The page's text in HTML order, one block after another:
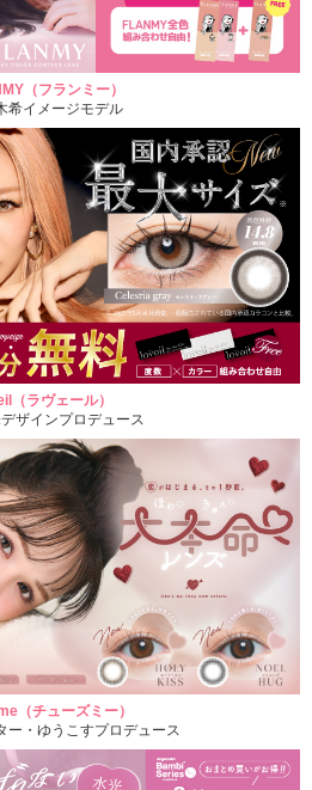
（フランミー）
希イメージモデル
（ラヴェール）
ザインプロデュース
（チューズミー）
ー・ゆうこすプロデュース